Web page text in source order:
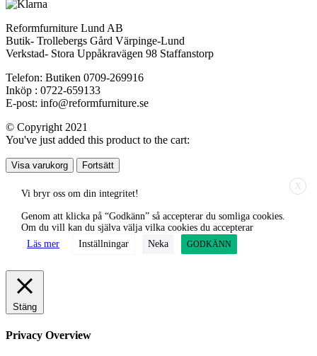
Reformfurniture Lund AB
Butik- Trollebergs Gård Värpinge-Lund
Verkstad- Stora Uppåkravägen 98 Staffanstorp
Telefon: Butiken 0709-269916
Inköp : 0722-659133
E-post: info@reformfurniture.se
© Copyright 2021
You've just added this product to the cart:
Visa varukorg Fortsätt
X
Vi bryr oss om din integritet!
Genom att klicka på “Godkänn” så accepterar du somliga cookies.
Om du vill kan du själva välja vilka cookies du accepterar
Läs mer
Inställningar Neka GODKÄNN
Stäng
Privacy Overview